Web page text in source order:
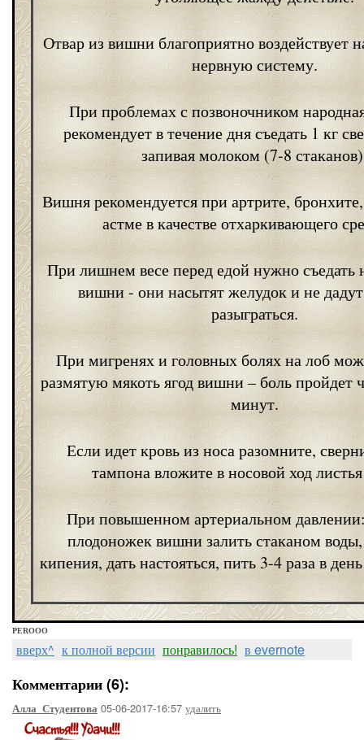
Отвар из вишни благоприятно воздействует
нервную систему.
При проблемах с позвоночником
рекомендует в течение дня съедать 1 кг
запивая молоком (7-8
Вишня рекомендуется при артрите,
астме в качестве отхаркивающего
При лишнем весе перед едой нужно съедать
вишни - они насытят желудок и не
разыграться.
При мигренях и головных болях на лоб
размятую мякоть ягод вишни – боль пройдет
минут.
Если идет кровь из носа разомните,
тампона вложите в носовой ход
При повышенном артериальном
плодоножек вишни залить стаканом
кипения, дать настояться, пить 3-4 раза в
PEROOO
вверх^ к полной версии понравилось! в evernote
Комментарии (6):
Алла_Студентова 05-06-2017-16:57 удалить